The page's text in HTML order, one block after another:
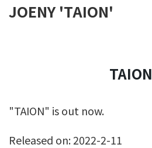
JOENY 'TAION'
TAION
"TAION" is out now.
Released on: 2022-2-11